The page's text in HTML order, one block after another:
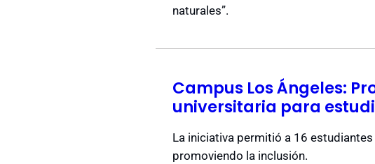
naturales”.
Campus Los Ángeles:
universitaria para
La iniciativa permitió a 16
promoviendo la inclusión.